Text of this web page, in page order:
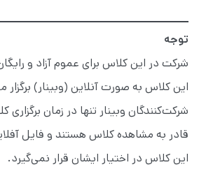
توجه
شرکت در این کلاس برای عموم آزاد و
این کلاس به صورت آنلاین (وبینار)
شرکت‌کنندگان وبینار تنها در زمان
قادر به مشاهده کلاس هستند و فایل
این کلاس در اختیار ایشان قرار نمی‌گیرد.